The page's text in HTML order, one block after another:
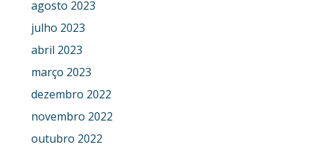
agosto 2023
julho 2023
abril 2023
março 2023
dezembro 2022
novembro 2022
outubro 2022